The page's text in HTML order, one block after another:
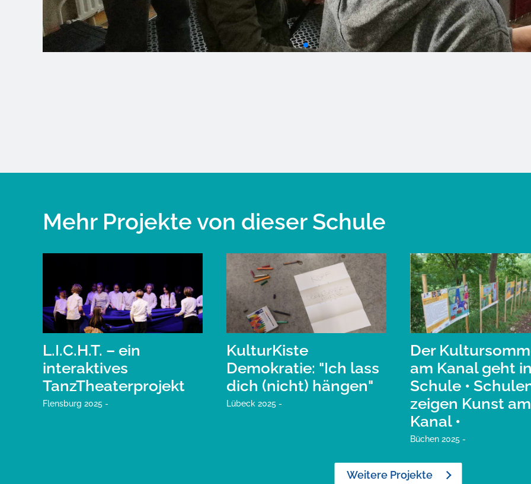
Mehr Projekte von dieser Schule
L.I.C.H.T. – ein
interaktives
TanzTheaterprojekt
Flensburg 2025 -
KulturKiste
Demokratie: "Ich lass
dich (nicht) hängen"
Lübeck 2025 -
Der
am Kanal geht
Schule •
zeigen Kunst am
Kanal •
Büchen 2025 -
Weitere Projekte